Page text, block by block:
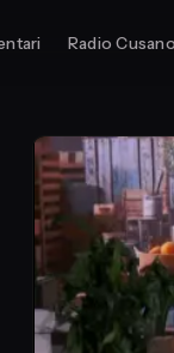
Radio Cusano